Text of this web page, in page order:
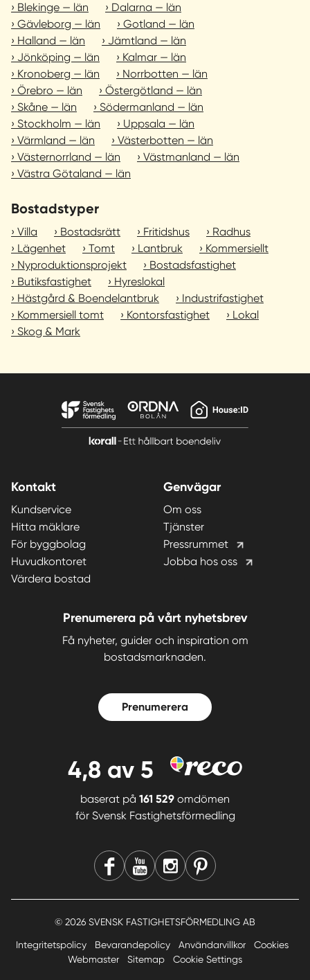
Blekinge — län
Dalarna — län
Gävleborg — län
Gotland — län
Halland — län
Jämtland — län
Jönköping — län
Kalmar — län
Kronoberg — län
Norrbotten — län
Örebro — län
Östergötland — län
Skåne — län
Södermanland — län
Stockholm — län
Uppsala — län
Värmland — län
Västerbotten — län
Västernorrland — län
Västmanland — län
Västra Götaland — län
Bostadstyper
Villa Bostadsrätt Fritidshus
Radhus
Lägenhet
Tomt Lantbruk
Kommersiellt
Nyproduktionsprojekt
Bostadsfastighet
Butiksfastighet
Hyreslokal
Hästgård & Boendelantbruk
Industrifastighet
Kommersiell tomt
Kontorsfastighet
Lokal
Skog & Mark
Kontakt
Kundservice
Hitta mäklare
För byggbolag
Huvudkontoret
Värdera bostad
Genvägar
Om oss
Tjänster
Pressrummet
Jobba hos oss
Prenumerera på vårt nyhetsbrev
Få nyheter, guider och inspiration om
bostadsmarknaden.
Prenumerera
4,8 av 5
baserat på 161 529 omdömen
för Svensk Fastighetsförmedling
© 2026 SVENSK FASTIGHETSFÖRMEDLING AB
Integritetspolicy Bevarandepolicy Användarvillkor
Cookies
Webmaster
Sitemap Cookie Settings